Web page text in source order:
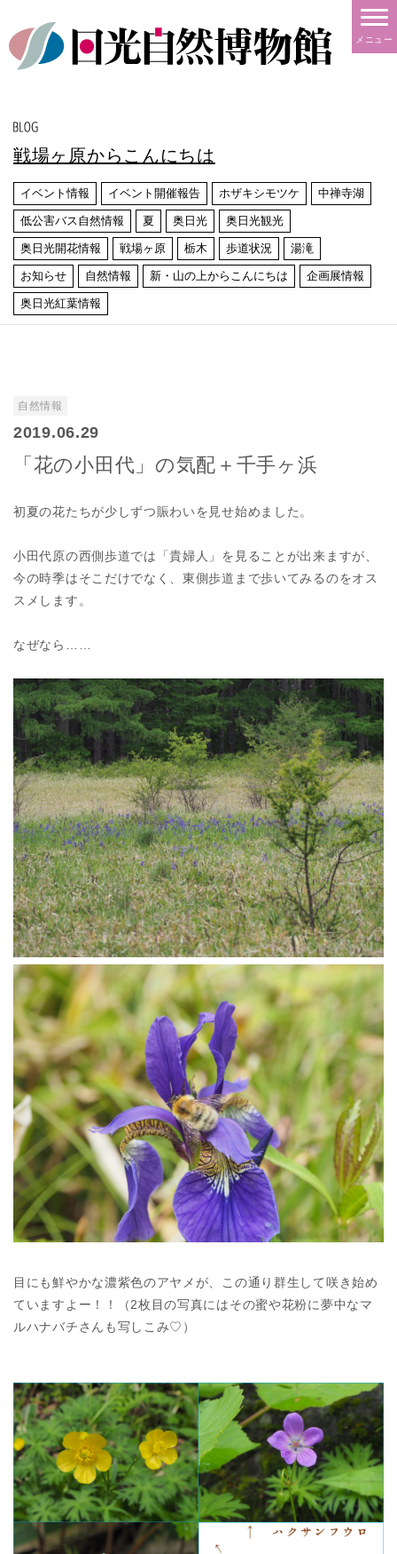
メニュー
戦場ヶ原からこんにちは
イベント情報 イベント開催報告 ホザキシモツケ 中禅寺湖
低公害バス自然情報 夏 奥日光 奥日光観光
奥日光開花情報 戦場ヶ原 栃木 歩道状況 湯滝
お知らせ 自然情報 新・山の上からこんにちは 企画展情報
奥日光紅葉情報
自然情報
2019.06.29
「花の小田代」の気配＋千手ヶ浜
初夏の花たちが少しずつ賑わいを見せ始めました。
小田代原の西側歩道では「貴婦人」を見ることが出来ますが、
今の時季はそこだけでなく、東側歩道まで歩いてみるのをオス
スメします。
なぜなら……
目にも鮮やかな濃紫色のアヤメが、この通り群生して咲き始め
ていますよー！！（2枚目の写真にはその蜜や花粉に夢中なマ
ルハナバチさんも写しこみ♡）